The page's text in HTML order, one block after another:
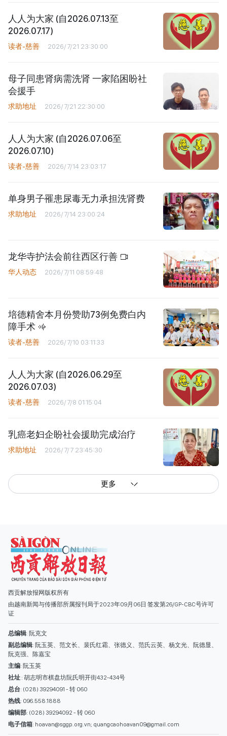
人人为大家 (自2026.07.13至
2026.07.17)
读者-慈善 2026/7/21 23:30:00
母子同患肾病需洗肾 一家陷困盼社
会援手
求助地址 2026/7/21 22:30:00
人人为大家 (自2026.07.06至
2026.07.10)
读者-慈善 2026/7/14 23:03:17
单身男子罹患尿毒无力承担洗肾费
求助地址 2026/7/14 23:00:24
龙华寺护法会前往西区行善
华人动态 2026/7/11 08:59:48
培德精舍本月份赞助73例免费白内
障手术
读者-慈善 2026/7/10 03:11:33
人人为大家 (自2026.06.29至
2026.07.03)
读者-慈善 2026/7/8 01:15:04
乳癌老妇企盼社会援助完成治疗
求助地址 2026/7/7 23:45:30
更多
西贡解放报网版权所有
由越南新闻与传播部所属报刊局于2023年09月06日 签发第26/GP-CBC号许可
证